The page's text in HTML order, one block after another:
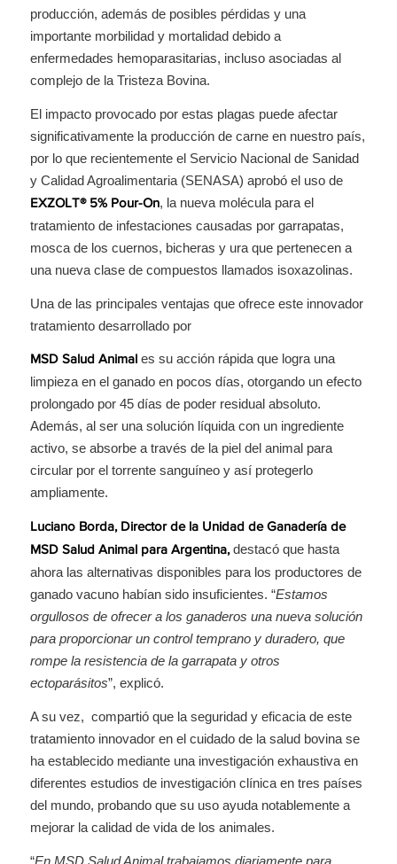
producción, además de posibles pérdidas y una
importante morbilidad y mortalidad debido a
enfermedades hemoparasitarias, incluso asociadas al
complejo de la Tristeza Bovina.
El impacto provocado por estas plagas puede afectar
significativamente la producción de carne en nuestro país,
por lo que recientemente el Servicio Nacional de Sanidad
y Calidad Agroalimentaria (SENASA) aprobó el uso de
EXZOLT® 5% Pour-On, la nueva molécula para el
tratamiento de infestaciones causadas por garrapatas,
mosca de los cuernos, bicheras y ura que pertenecen a
una nueva clase de compuestos llamados isoxazolinas.
Una de las principales ventajas que ofrece este innovador
tratamiento desarrollado por
MSD Salud Animales su acción rápida que logra una
limpieza en el ganado en pocos días, otorgando un efecto
prolongado por 45 días de poder residual absoluto.
Además, al ser una solución líquida con un ingrediente
activo, se absorbe a través de la piel del animal para
circular por el torrente sanguíneo y así protegerlo
ampliamente.
Luciano Borda, Director de la Unidad de Ganadería de
MSD Salud Animal para Argentina, destacó que hasta
ahora las alternativas disponibles para los productores de
ganado vacuno habían sido insuficientes. “Estamos
orgullosos de ofrecer a los ganaderos una nueva solución
para proporcionar un control temprano y duradero, que
rompe la resistencia de la garrapata y otros
ectoparásitos”, explicó.
A su vez, compartió que la seguridad y eficacia de este
tratamiento innovador en el cuidado de la salud bovina se
ha establecido mediante una investigación exhaustiva en
diferentes estudios de investigación clínica en tres países
del mundo, probando que su uso ayuda notablemente a
mejorar la calidad de vida de los animales.
“En MSD Salud Animal trabajamos diariamente para